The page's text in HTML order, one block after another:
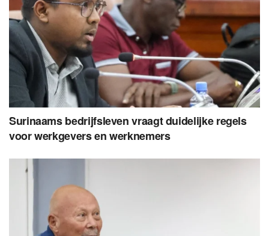
Surinaams bedrijfsleven vraagt duidelijke regels
voor werkgevers en werknemers